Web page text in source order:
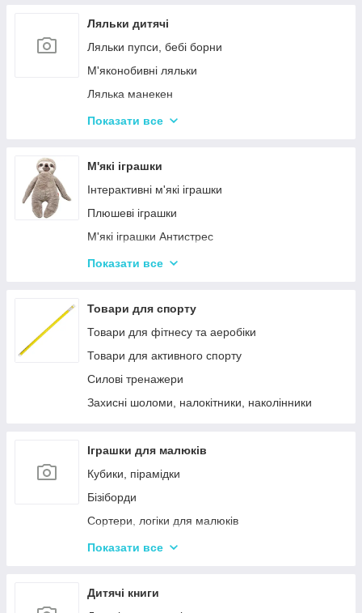
Дитячі ігрові набори для прибирання
Дитячі рольові набори лікаря
Дитячий ігровий набір кухня
Дитячий ігровий магазин, касса
Іграшковий салон краси, трюмо
Ляльки дитячі
Ляльки пупси, бебі борни
М'яконобивні ляльки
Лялька манекен
Барбі та схожі ляльки
Лялькові будиночки
Візочки для ляльок
Ліжечка для ляльок
Одяг та аксесуари для Ляльок
Показати все
М'які іграшки
Інтерактивні м'які іграшки
Плюшеві іграшки
М'які іграшки Антистрес
Іграшки для лялькового театру
Показати все
Товари для спорту
Товари для фітнесу та аеробіки
Товари для активного спорту
Силові тренажери
Захисні шоломи, налокітники, наколінники
Іграшки для малюків
Кубики, пірамідки
Бізіборди
Сортери, логіки для малюків
Іграшки з музичними ефектами
Машинки іграшкові для дітей
Показати все
Дитячі книги